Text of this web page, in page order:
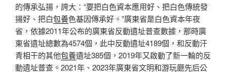
的傳承弘揚，誇大：“要把白色資本應用好、把白色傳統發
揚好、把白包養色基因傳承好。”廣東省是白色資本年夜
省，依據2011年公布的廣東省反動遺址普查數據，那時廣
東省遺址總數為4574個，此中反動遺址4189個，和反動汗
青相干的其他包養遺址385個，2019年又啟動了新一輪的反
動遺址普查。2021年、2023年廣東省文明和游玩廳先后公